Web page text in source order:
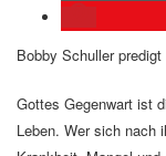
Bobby Schuller
Gottes Gegenwart ist
Leben. Wer sich nach